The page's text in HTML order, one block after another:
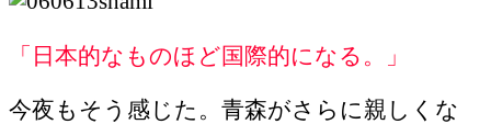
「日本的なものほど国際的になる。」
今夜もそう感じた。青森がさらに親しくな